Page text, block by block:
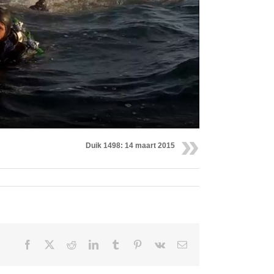
Duik 1498: 14 maart 2015
Facebook RedditLinkedInTumblr Pinterest
Vk Email